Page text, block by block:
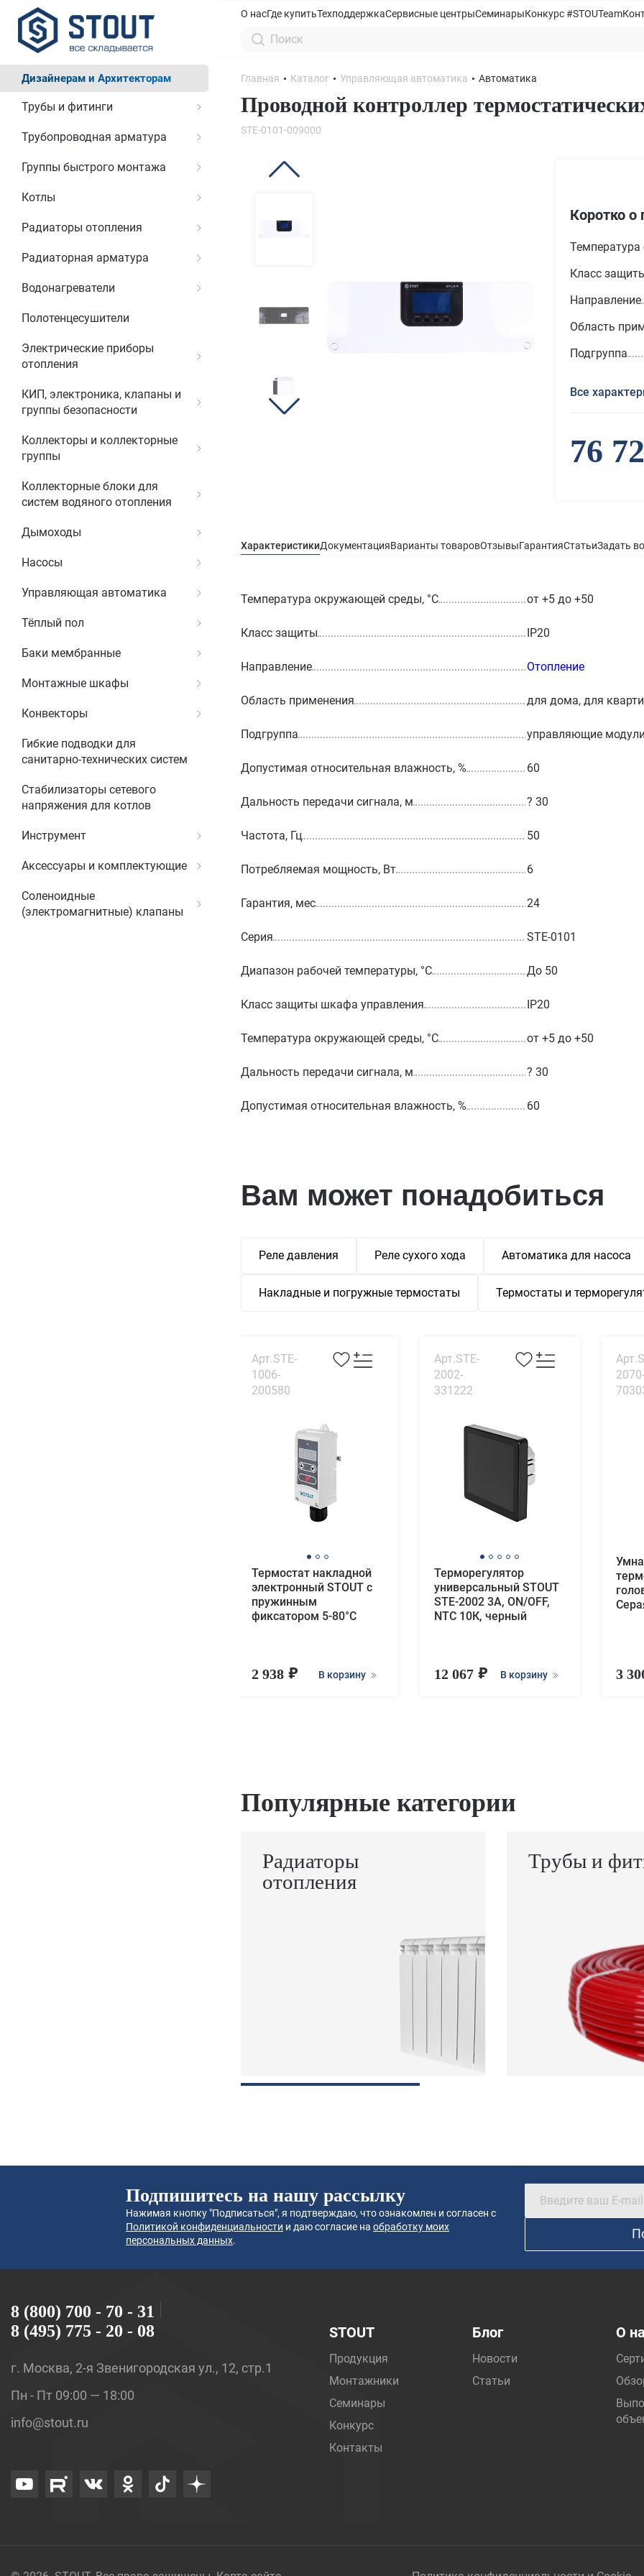
Дизайнерам и Архитекторам
Трубы и фитинги
Трубопроводная арматура
Группы быстрого монтажа
Котлы
Радиаторы отопления
Радиаторная арматура
Водонагреватели
Полотенцесушители
Электрические приборы
отопления
КИП, электроника, клапаны и
группы безопасности
Коллекторы и коллекторные
группы
Коллекторные блоки для
систем водяного отопления
Дымоходы
Насосы
Управляющая автоматика
Тёплый пол
Баки мембранные
Монтажные шкафы
Конвекторы
Гибкие подводки для
санитарно-технических систем
Стабилизаторы сетевого
напряжения для котлов
Инструмент
Аксессуары и комплектующие
Соленоидные
(электромагнитные) клапаны
О насГде купитьТехподдержкаСервисные центрыСеминарыКонкурс #STOUTeam
Главная Каталог Управляющая автоматика Автоматика
Проводной контроллер
STE-0101-009000
Коротко о
Класс
Направление
Область
Подгруппа
Все
76
ХарактеристикиДокументацияВарианты товаровОтзывыГарантияСтатьиЗадать
Температура окружающей среды, °С от +5 до +50
Класс защиты IP20
Направление Отопление
Область применения для дома, для
Подгруппа управляющие модули
Допустимая относительная влажность, % 60
Дальность передачи сигнала, м ? 30
Частота, Гц 50
Потребляемая мощность, Вт 6
Гарантия, мес 24
Серия STE-0101
Диапазон рабочей температуры, °С До 50
Класс защиты шкафа управления IP20
Температура окружающей среды, °С от +5 до +50
Дальность передачи сигнала, м ? 30
Допустимая относительная влажность, % 60
Вам может понадобиться
Реле давления Реле сухого хода Автоматика для насоса
Накладные и погружные термостаты Термостаты и
Арт.STE-
1006-
200580
Термостат накладной
электронный STOUT с
пружинным
фиксатором 5-80°С
2 938 В корзину
Арт.STE-
2002-
331222
Терморегулятор
универсальный STOUT
STE-2002 3А, ON/OFF,
NTC 10К, черный
12 067 В корзину
2070-
3
Популярные категории
Радиаторы
отопления
Трубы и
Подпишитесь на нашу рассылку
Нажимая кнопку "Подписаться", я подтверждаю, что ознакомлен и согласен с
Политикой конфиденциальности и даю согласие на обработку моих
персональных данных.
8 (800) 700 - 70 - 31
8 (495) 775 - 20 - 08
г. Москва, 2-я Звенигородская ул., 12, стр.1
Пн - Пт 09:00 — 18:00
info@stout.ru
STOUT
Продукция
Монтажники
Семинары
Конкурс
Контакты
Блог
Новости
Статьи
О